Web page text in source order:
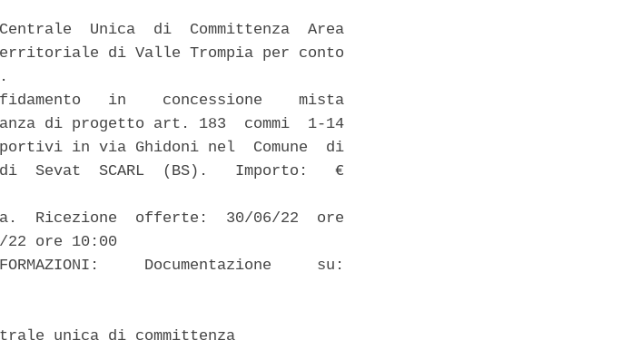
Unica  di  Committenza  Area
di Valle Trompia per conto
in    concessione    mista
di progetto art. 183  commi  1-14
in via Ghidoni nel  Comune  di
Sevat  SCARL  (BS).   Importo:   €
Ricezione  offerte:  30/06/22  ore
ore 10:00
Documentazione     su:
unica di committenza